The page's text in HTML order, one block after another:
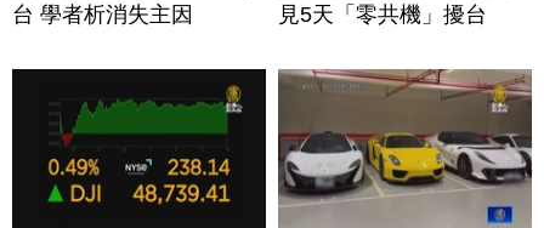
台 學者析消失主因
見5天「零共機」擾台